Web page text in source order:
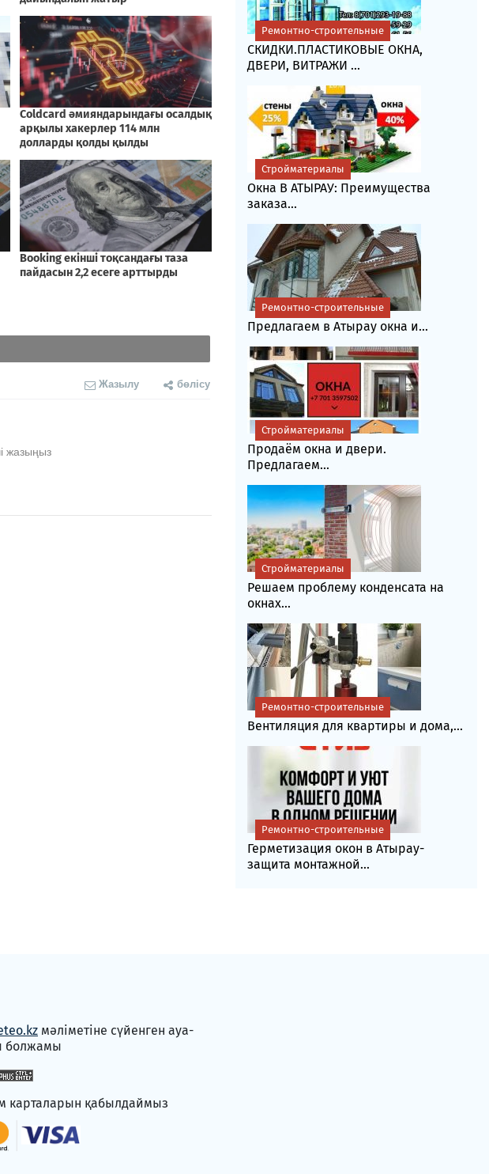
Жазылу бөлісу
жазыңыз
СКИДКИ.ПЛАСТИКОВЫЕ ОКНА,
ДВЕРИ, ВИТРАЖИ ...
Ремонтно-строительные
Окна В АТЫРАУ: Преимущества
заказа...
Стройматериалы
Предлагаем в Атырау окна и...
Ремонтно-строительные
Продаём окна и двери.
Предлагаем...
Стройматериалы
Решаем проблему конденсата на
окнах...
Стройматериалы
Вентиляция для квартиры и дома,...
Ремонтно-строительные
Герметизация окон в Атырау-
защита монтажной...
Ремонтно-строительные
мәліметіне сүйенген ауа-
болжамы
карталарын қабылдаймыз